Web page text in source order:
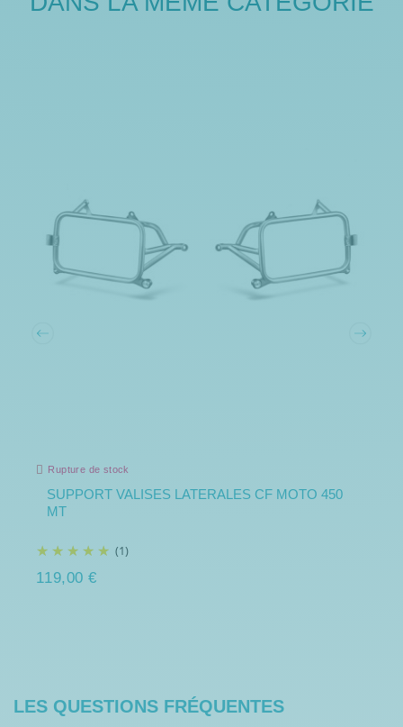
Rupture de stock
SUPPORT VALISES LATERALES CF MOTO 450
MT
(1)
119,00 €
LES QUESTIONS FRÉQUENTES